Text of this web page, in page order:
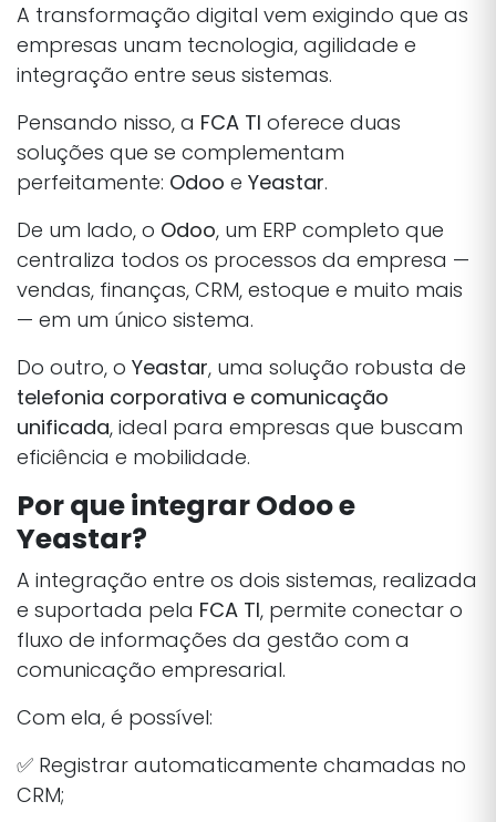
A transformação digital vem exigindo que as
empresas unam tecnologia, agilidade e
integração entre seus sistemas.
Pensando nisso, a FCA TI oferece duas
soluções que se complementam
perfeitamente: Odoo e Yeastar.
De um lado, o Odoo, um ERP completo que
centraliza todos os processos da empresa —
vendas, finanças, CRM, estoque e muito mais
— em um único sistema.
Do outro, o Yeastar, uma solução robusta de
telefonia corporativa e comunicação
unificada, ideal para empresas que buscam
eficiência e mobilidade.
Por que integrar Odoo e
Yeastar?
A integração entre os dois sistemas, realizada
e suportada pela FCA TI, permite conectar o
fluxo de informações da gestão com a
comunicação empresarial.
Com ela, é possível:
✅ Registrar automaticamente chamadas no
CRM;